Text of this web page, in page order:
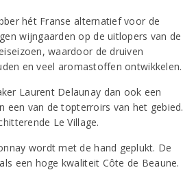
hét Franse alternatief voor de
wijngaarden op de uitlopers van de
waardoor de druiven
en veel aromastoffen ontwikkelen.
Laurent Delaunay dan ook een
een van de topterroirs van het gebied.
Le Village.
wordt met de hand geplukt. De
een hoge kwaliteit Côte de Beaune.